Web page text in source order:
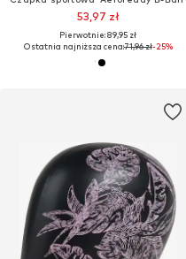
53,97 zł
Pierwotnie: 89,95 zł
Ostatnia najniższa cena:71,96 zł-25%